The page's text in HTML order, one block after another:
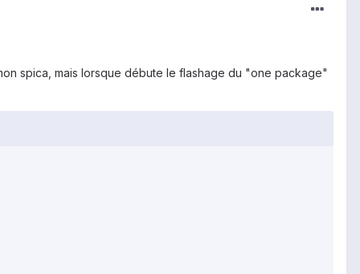
spica, mais lorsque débute le flashage du "one package"